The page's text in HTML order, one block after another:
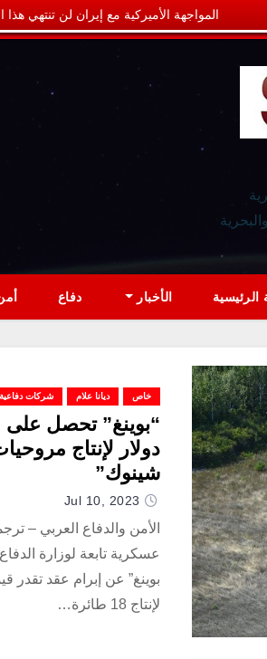
المواجهة الأميركية مع إيران لن تنتهي
الرئيسية الأخبار دفاع
خاص ديانا علام شركات دفاعية
شينوك”
Jul 10, 2023
الأمن والدفاع العربي –
عسكرية تابعة لوزارة
لإنتاج 18 طائرة…